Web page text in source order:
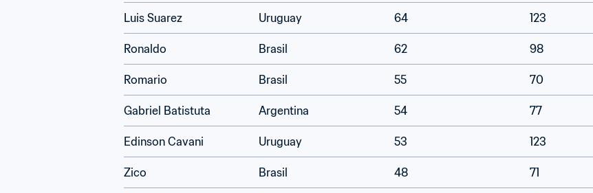
Luis Suarez Uruguay 64 123
Ronaldo Brasil 62 98
Romario Brasil 55 70
Gabriel Batistuta Argentina 54 77
Edinson Cavani Uruguay 53 123
Zico Brasil 48 71